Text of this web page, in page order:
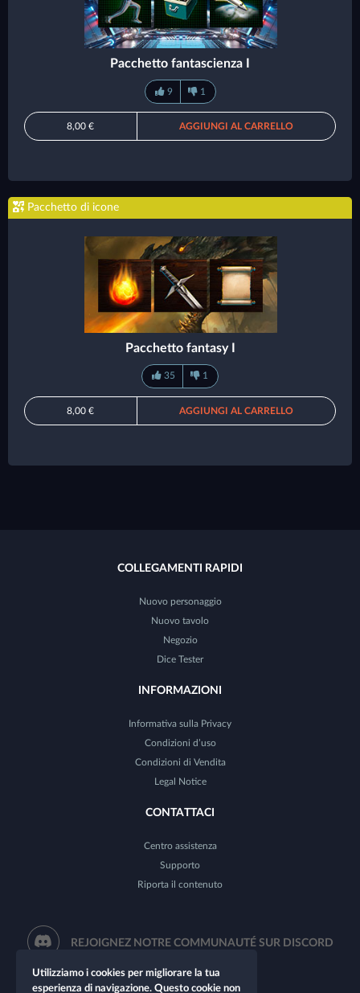
Pacchetto fantascienza I
9 1
8,00 € AGGIUNGI AL CARRELLO
Pacchetto di icone
Pacchetto fantasy I
35 1
8,00 € AGGIUNGI AL CARRELLO
COLLEGAMENTI RAPIDI
Nuovo personaggio
Nuovo tavolo
Negozio
Dice Tester
INFORMAZIONI
Informativa sulla Privacy
Condizioni d’uso
Condizioni di Vendita
Legal Notice
CONTATTACI
Centro assistenza
Supporto
Riporta il contenuto
REJOIGNEZ NOTRE COMMUNAUTÉ SUR DISCORD
Utilizziamo i cookies per migliorare la tua
esperienza di navigazione. Questo cookie non